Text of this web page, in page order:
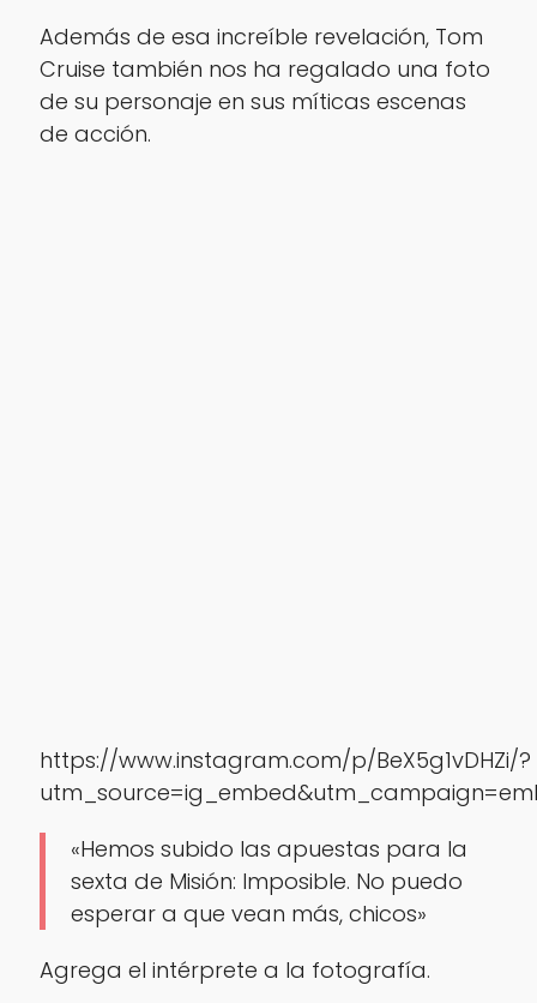
Además de esa increíble revelación, Tom
Cruise también nos ha regalado una foto
de su personaje en sus míticas escenas
de acción.
https://www.instagram.com/p/BeX5g1vDHZi/?
«Hemos subido las apuestas para la
sexta de Misión: Imposible. No puedo
esperar a que vean más, chicos»
Agrega el intérprete a la fotografía.